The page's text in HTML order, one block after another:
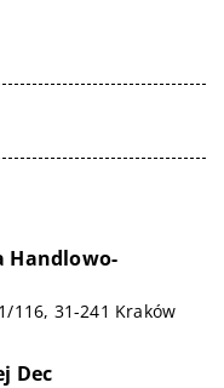
Handlowo-
116, 31-241 Kraków
Dec